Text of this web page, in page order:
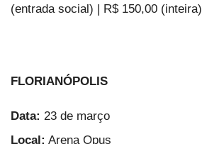
(entrada social) | R$ 150,00 (inteira)
FLORIANÓPOLIS
Data: 23 de março
Local: Arena Opus